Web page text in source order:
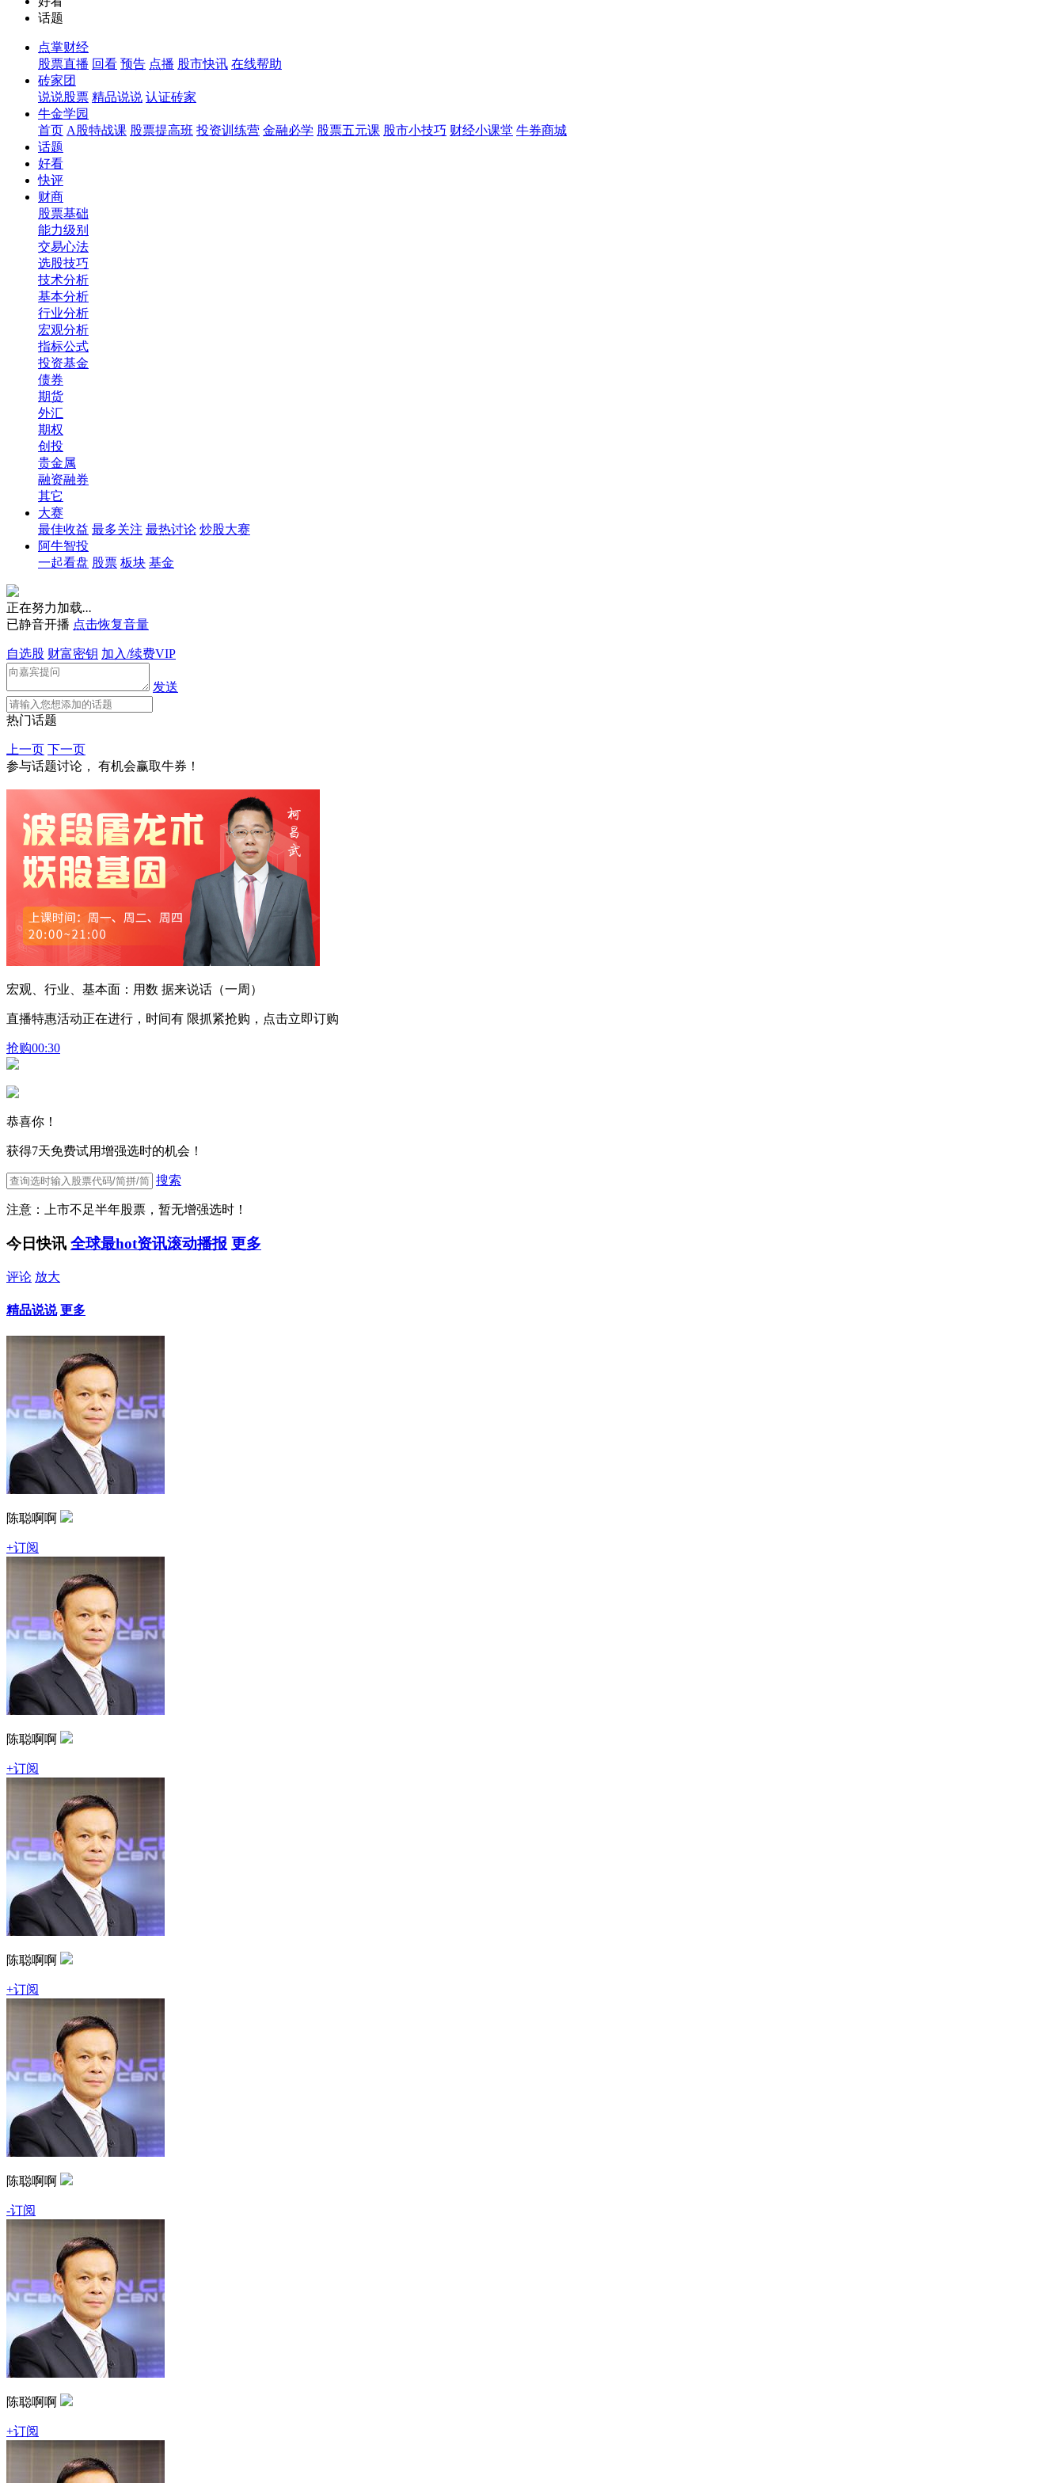
话题
点掌财经
股票直播 回看 预告 点播 股市快讯 在线帮助
砖家团
说说股票 精品说说 认证砖家
牛金学园
首页 A股特战课 股票提高班 投资训练营 金融必学 股票五元课 股市小技巧 财经小课堂 牛券商城
话题
好看
快评
财商
股票基础
能力级别
交易心法
选股技巧
技术分析
基本分析
行业分析
宏观分析
指标公式
投资基金
债券
期货
外汇
期权
创投
贵金属
融资融券
其它
大赛
最佳收益 最多关注 最热讨论 炒股大赛
阿牛智投
一起看盘 股票 板块 基金
正在努力加载...
已静音开播 点击恢复音量
自选股 财富密钥 加入/续费VIP
发送
热门话题
上一页 下一页
参与话题讨论， 有机会赢取牛券！
宏观、行业、基本面：用数 据来说话（一周）
直播特惠活动正在进行，时间有 限抓紧抢购，点击立即订购
抢购00:30
恭喜你！
获得7天免费试用增强选时的机会！
搜索
注意：上市不足半年股票，暂无增强选时！
今日快讯 全球最hot资讯滚动播报 更多
评论 放大
精品说说 更多
陈聪啊啊
+订阅
陈聪啊啊
+订阅
陈聪啊啊
+订阅
陈聪啊啊
-订阅
陈聪啊啊
+订阅